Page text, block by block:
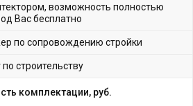
возможность полностью
Вас бесплатно
по сопровождению стройки
строительству
комплектации, руб.